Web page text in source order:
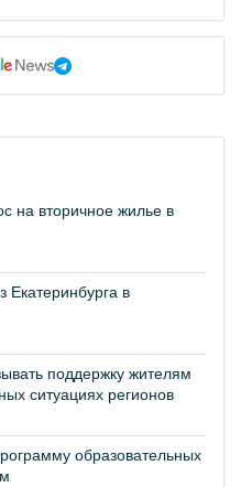
на вторичное жилье в
Екатеринбурга в
поддержку жителям
ситуациях регионов
образовательных